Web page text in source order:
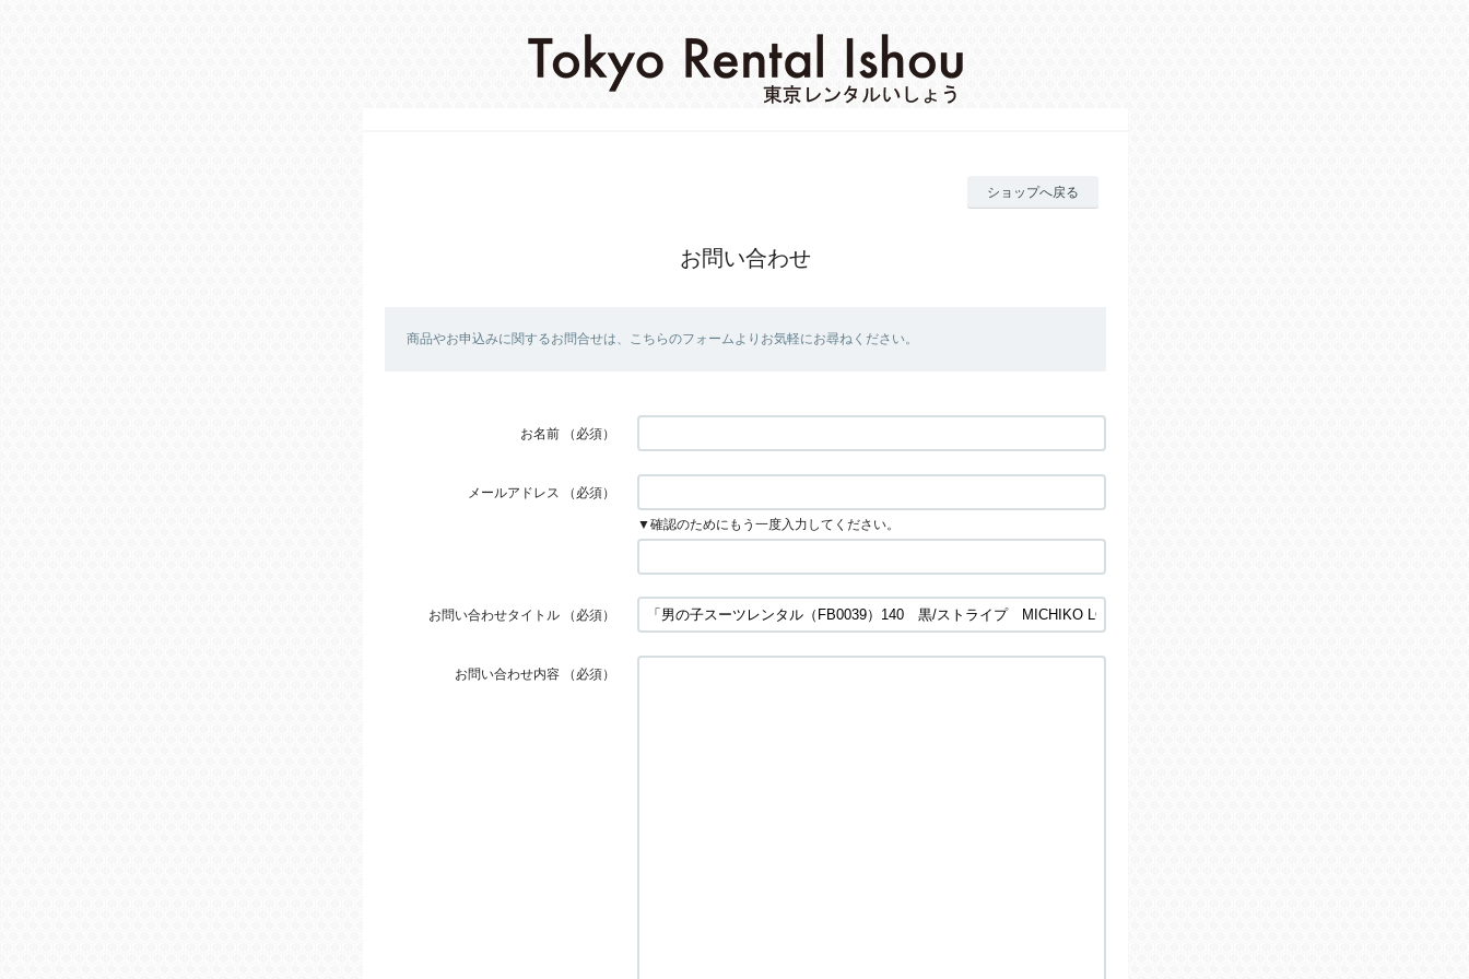
ショップへ戻る
お問い合わせ
商品やお申込みに関するお問合せは、こちらのフォームよりお気軽にお尋ねください。
お名前 （必須）
メールアドレス （必須）
▼確認のためにもう一度入力してください。
お問い合わせタイトル （必須）
お問い合わせ内容 （必須）